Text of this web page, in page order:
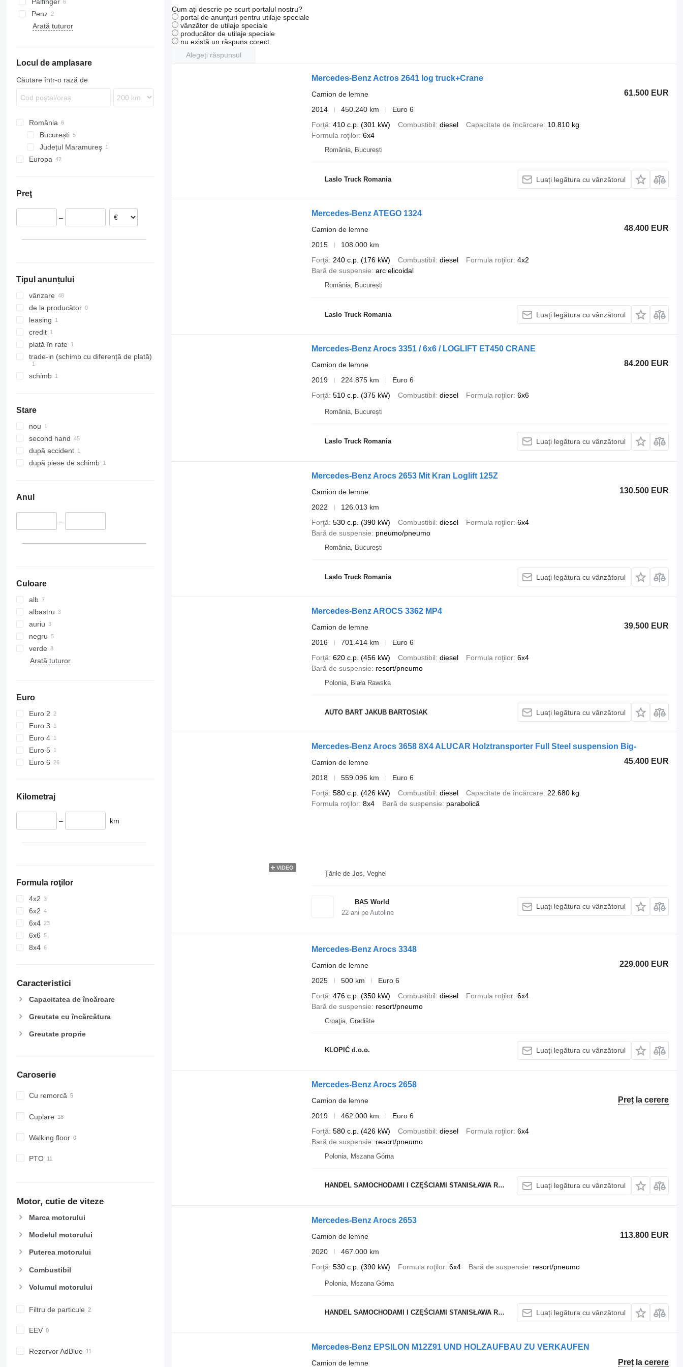
Penz
Arată tuturor
Locul de amplasare
Căutare într-o rază de
România
București
București
Județul Maramureş
Leordina
Europa
Estonia
Țările de Jos
Preţ
–
Tipul anunțului
vânzare
de la producător
leasing
credit
plată în rate
trade-in (schimb cu diferență de plată)
schimb
Stare
nou
second hand
după accident
după piese de schimb
Anul
–
Culoare
alb
albastru
auriu
negru
verde
Arată tuturor
Euro
Euro 2
Euro 3
Euro 4
Euro 5
Euro 6
Kilometraj
– km
Formula roţilor
4x2
6x2
6x4
6x6
8x4
Caracteristici
Capacitatea de încărcare
Greutate cu încărcătura
Greutate proprie
Caroserie
Cu remorcă
Cuplare
Walking floor
PTO
Motor, cutie de viteze
Marca motorului
Modelul motorului
Puterea motorului
Combustibil
Volumul motorului
Filtru de particule
EEV
Rezervor AdBlue
Cum ați descrie pe scurt portalul nostru?
portal de anunțuri pentru utilaje speciale
vânzător de utilaje speciale
producător de utilaje speciale
nu există un răspuns corect
Alegeți răspunsul
Mercedes-Benz Actros 2641 log truck+Crane
61.500 EUR
Camion de lemne
2014
450.240 km
Euro 6
Forţă 410 c.p. (301 kW) Combustibil diesel Capacitate de încărcare
10.810 kg
Formula roţilor 6x4
România, București
Laslo Truck Romania Luați legătura cu vânzătorul
Mercedes-Benz ATEGO 1324
48.400 EUR
Camion de lemne
2015
108.000 km
Forţă
240 c.p. (176 kW) Combustibil diesel Formula roţilor 4x2
Bară de suspensie arc elicoidal
România, București
Laslo Truck Romania Luați legătura cu vânzătorul
Mercedes-Benz Arocs 3351 / 6x6 / LOGLIFT ET450 CRANE
84.200 EUR
Camion de lemne
2019
224.875 km
Euro 6
Forţă 510 c.p. (375 kW) Combustibil diesel Formula roţilor 6x6
România, București
Laslo Truck Romania Luați legătura cu vânzătorul
Mercedes-Benz Arocs 2653 Mit Kran Loglift 125Z
130.500 EUR
Camion de lemne
2022
126.013 km
Forţă 530 c.p. (390 kW) Combustibil diesel Formula roţilor 6x4
Bară de suspensie
pneumo/pneumo
România, București
Laslo Truck Romania Luați legătura cu vânzătorul
Mercedes-Benz AROCS 3362 MP4
39.500 EUR
Camion de lemne
2016
701.414 km
Euro 6
Forţă 620 c.p. (456 kW) Combustibil diesel Formula roţilor 6x4
Bară de suspensie
resort/pneumo
Polonia, Biała Rawska
AUTO BART JAKUB BARTOSIAK Luați legătura cu vânzătorul
VIDEO
Mercedes-Benz Arocs 3658 8X4 ALUCAR Holztransporter Full Steel suspension Big-
45.400 EUR
Camion de lemne
2018
559.096 km
Euro 6
Forţă 580 c.p. (426 kW) Combustibil diesel Capacitate de încărcare
22.680 kg
Formula roţilor 8x4 Bară de suspensie parabolică
Țările de Jos, Veghel
BAS World
22ani pe Autoline
Luați legătura cu vânzătorul
Mercedes-Benz Arocs 3348
229.000 EUR
Camion de lemne
2025
500 km
Euro 6
Forţă 476 c.p. (350 kW) Combustibil diesel Formula roţilor 6x4
Bară de suspensie
resort/pneumo
Croaţia, Gradište
KLOPIĆ d.o.o. Luați legătura cu vânzătorul
Mercedes-Benz Arocs 2658
Preț la cerere
Camion de lemne
2019
462.000 km
Euro 6
Forţă 580 c.p. (426 kW) Combustibil diesel Formula roţilor 6x4
Bară de suspensie
resort/pneumo
Polonia, Mszana Górna
HANDEL SAMOCHODAMI I CZĘŚCIAMI STANISŁAWA RAPACZ Luați legătura cu vânzătorul
Mercedes-Benz Arocs 2653
113.800 EUR
Camion de lemne
2020
467.000 km
Forţă 530 c.p. (390 kW) Formula roţilor 6x4 Bară de suspensie resort/pneumo
Polonia, Mszana Górna
HANDEL SAMOCHODAMI I CZĘŚCIAMI STANISŁAWA RAPACZ Luați legătura cu vânzătorul
Mercedes-Benz EPSILON M12Z91 UND HOLZAUFBAU ZU VERKAUFEN
Preț la cerere
Camion de lemne